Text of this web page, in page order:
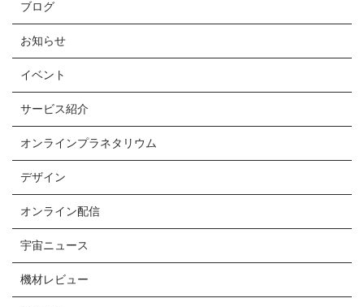
ブログ
お知らせ
イベント
サービス紹介
オンラインプラネタリウム
デザイン
オンライン配信
宇宙ニュース
機材レビュー